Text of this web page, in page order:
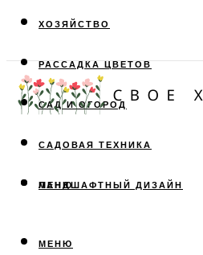
ХОЗЯЙСТВО
РАССАДКА ЦВЕТОВ
САД И ОГОРОД
САДОВАЯ ТЕХНИКА
ЛАНДШАФТНЫЙ ДИЗАЙН
МЕНЮ
МЕНЮ